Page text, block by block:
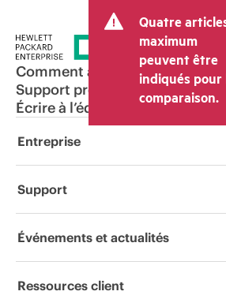
Quatre
maximum
peuvent être
indiqués pour
comparaison.
Comment acheter
Support produit
Écrire à l’équipe commerciale
Entreprise
À propos de HPE
Support
Services d’assistance opérationnelle
Événements et actualités
Événements
Ressources client